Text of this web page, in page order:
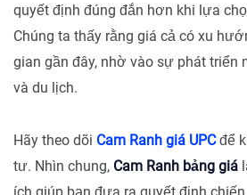
quyết định đúng đắn hơn khi lựa
Chúng ta thấy rằng giá cả có xu
gian gần đây, nhờ vào sự phát triển
và du lịch.
Hãy theo dõi Cam Ranh giá UPCđể
tư. Nhìn chung, Cam Ranh bảng giá